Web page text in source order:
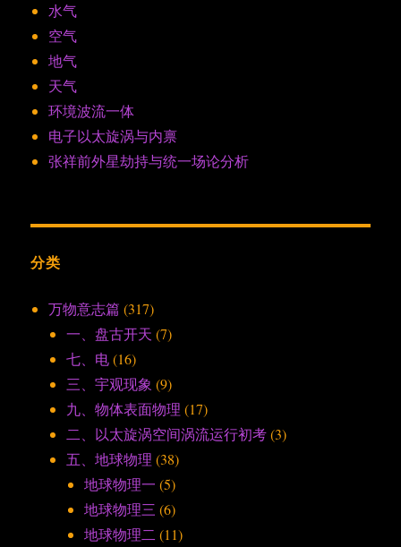
水气
空气
地气
天气
环境波流一体
电子以太旋涡与内禀
张祥前外星劫持与统一场论分析
分类
万物意志篇 (317)
一、盘古开天 (7)
七、电(16)
三、宇观现象 (9)
九、物体表面物理 (17)
二、以太旋涡空间涡流运行初考(3)
五、地球物理 (38)
地球物理一 (5)
地球物理三 (6)
地球物理二 (11)